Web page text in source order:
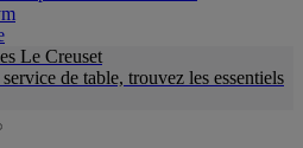
Le Creuset
de table, trouvez les essentiels